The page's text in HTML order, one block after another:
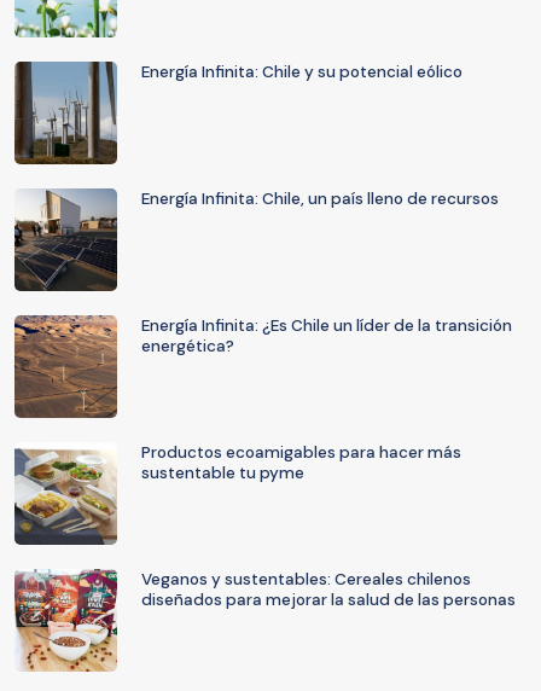
Energía Infinita: Chile y su potencial eólico
Energía Infinita: Chile, un país lleno de recursos
Energía Infinita: ¿Es Chile un líder de la transición
energética?
Productos ecoamigables para hacer más
sustentable tu pyme
Veganos y sustentables: Cereales chilenos
diseñados para mejorar la salud de las personas